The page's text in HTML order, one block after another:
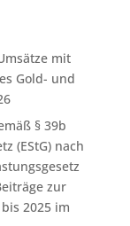
mit
Gold- und
§ 39b
(EStG) nach
zur
2025 im